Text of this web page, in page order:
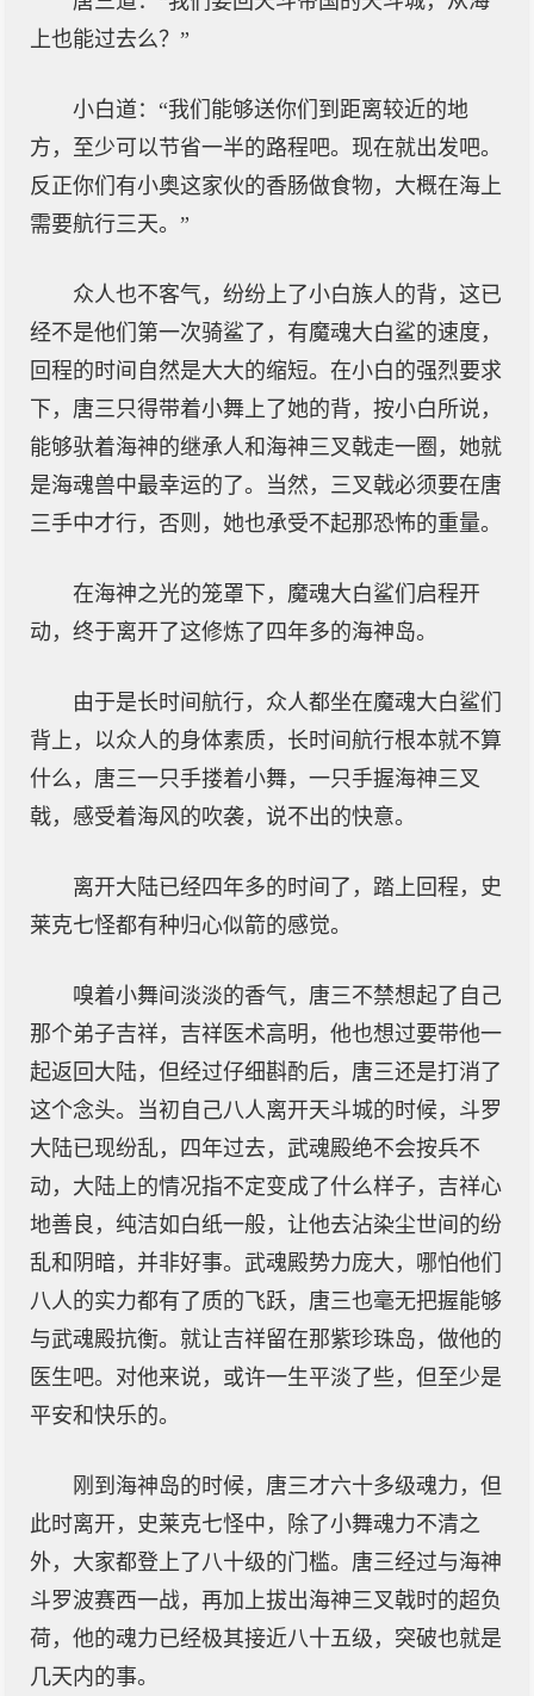
上也能过去么？”
小白道：“我们能够送你们到距离较近的地
方，至少可以节省一半的路程吧。现在就出发吧。
反正你们有小奥这家伙的香肠做食物，大概在海上
需要航行三天。”
众人也不客气，纷纷上了小白族人的背，这已
经不是他们第一次骑鲨了，有魔魂大白鲨的速度，
回程的时间自然是大大的缩短。在小白的强烈要求
下，唐三只得带着小舞上了她的背，按小白所说，
能够驮着海神的继承人和海神三叉戟走一圈，她就
是海魂兽中最幸运的了。当然，三叉戟必须要在唐
三手中才行，否则，她也承受不起那恐怖的重量。
在海神之光的笼罩下，魔魂大白鲨们启程开
动，终于离开了这修炼了四年多的海神岛。
由于是长时间航行，众人都坐在魔魂大白鲨们
背上，以众人的身体素质，长时间航行根本就不算
什么，唐三一只手搂着小舞，一只手握海神三叉
戟，感受着海风的吹袭，说不出的快意。
离开大陆已经四年多的时间了，踏上回程，史
莱克七怪都有种归心似箭的感觉。
嗅着小舞间淡淡的香气，唐三不禁想起了自己
那个弟子吉祥，吉祥医术高明，他也想过要带他一
起返回大陆，但经过仔细斟酌后，唐三还是打消了
这个念头。当初自己八人离开天斗城的时候，斗罗
大陆已现纷乱，四年过去，武魂殿绝不会按兵不
动，大陆上的情况指不定变成了什么样子，吉祥心
地善良，纯洁如白纸一般，让他去沾染尘世间的纷
乱和阴暗，并非好事。武魂殿势力庞大，哪怕他们
八人的实力都有了质的飞跃，唐三也毫无把握能够
与武魂殿抗衡。就让吉祥留在那紫珍珠岛，做他的
医生吧。对他来说，或许一生平淡了些，但至少是
平安和快乐的。
刚到海神岛的时候，唐三才六十多级魂力，但
此时离开，史莱克七怪中，除了小舞魂力不清之
外，大家都登上了八十级的门槛。唐三经过与海神
斗罗波赛西一战，再加上拔出海神三叉戟时的超负
荷，他的魂力已经极其接近八十五级，突破也就是
几天内的事。